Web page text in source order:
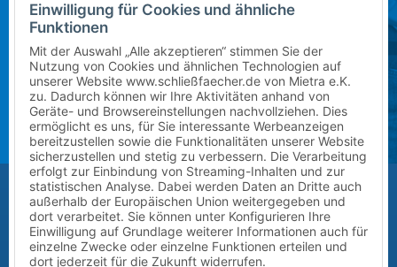
Klasse wählen
Bitte wählen Sie die korrekte Klassenstufe im
kommenden Schuljahr.
5
Zusatz (Klasse a, b, c) wählen
?
Größe des Kindes (Erreichbarkeit des Schließfachs)
Bitte auswählen
Vor-/Nachname des Kindes
Einwilligung für Cookies und ähnliche
Funktionen
Mit der Auswahl „Alle akzeptieren“ stimmen Sie der
Nutzung von Cookies und ähnlichen Technologien auf
unserer Website www.schließfaecher.de von Mietra e.K.
zu. Dadurch können wir Ihre Aktivitäten anhand von
Geräte- und Browsereinstellungen nachvollziehen. Dies
ermöglicht es uns, für Sie interessante Werbeanzeigen
bereitzustellen sowie die Funktionalitäten unserer Website
sicherzustellen und stetig zu verbessern. Die Verarbeitung
erfolgt zur Einbindung von Streaming-Inhalten und zur
statistischen Analyse. Dabei werden Daten an Dritte auch
außerhalb der Europäischen Union weitergegeben und
dort verarbeitet. Sie können unter Konfigurieren Ihre
Einwilligung auf Grundlage weiterer Informationen auch für
einzelne Zwecke oder einzelne Funktionen erteilen und
dort jederzeit für die Zukunft widerrufen.